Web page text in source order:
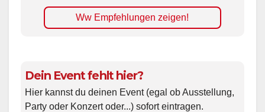
Ww Empfehlungen zeigen!
Dein Event fehlt hier?
Hier kannst du deinen Event (egal ob Ausstellung,
Party oder Konzert oder...) sofort eintragen.